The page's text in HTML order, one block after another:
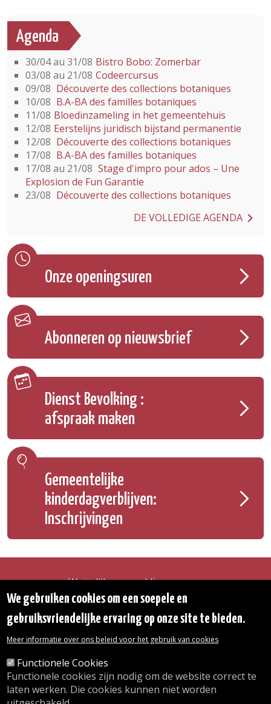
Agenda
30/04 au 31/08 Bistro Bobo: Zomerbar
03/08 au 21/08 Codeercursus
09/08 Découverte des collections botaniques
10/08 B.A-BA des familles botaniques
11/08 Bloedinzameling in het gemeentehuis
12/08 Eerstelijns juridisch bijstand permanentie
12/08 Découverte des collections botaniques
17/08 B.A-BA des familles botaniques
17/08 au 21/08 Stage d'impro pour ados – Une
Explosion de Fun Garantie
23/08 Découverte des collections botaniques
DE VOLLEDIGE AGENDA
Onze openingsuren
Abonneren op nieuwsbrief
Dienst Bevolking :
afspraak maken
Gemeentelijke
kinderdagverblijven:
Inschrijvingen
Wettelijke vermeldingen
Toegankelijkheidsverklaring
Toegang tot het Gemeentehuis
De gemeente diensten
Contact
© 2026 Gemeente Oudergem
We gebruiken cookies om een soepele en
gebruiksvriendelijke ervaring op onze site te bieden.
Meer informatie over ons beleid voor het gebruik van cookies
Functionele Cookies
Functionele cookies zijn nodig om de website correct te
laten werken. Die cookies kunnen niet worden